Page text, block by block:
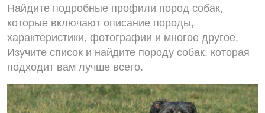
Найдите подробные профили пород собак,
которые включают описание породы,
характеристики, фотографии и многое другое.
Изучите список и найдите породу собак, которая
подходит вам лучше всего.